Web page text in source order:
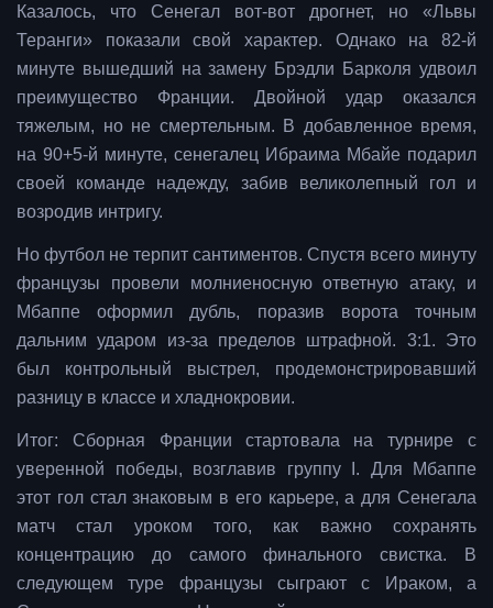
Казалось, что Сенегал вот-вот дрогнет, но «Львы
Теранги» показали свой характер. Однако на 82-й
минуте вышедший на замену Брэдли Барколя удвоил
преимущество Франции. Двойной удар оказался
тяжелым, но не смертельным. В добавленное время,
на 90+5-й минуте, сенегалец Ибраима Мбайе подарил
своей команде надежду, забив великолепный гол и
возродив интригу.
Но футбол не терпит сантиментов. Спустя всего минуту
французы провели молниеносную ответную атаку, и
Мбаппе оформил дубль, поразив ворота точным
дальним ударом из-за пределов штрафной. 3:1. Это
был контрольный выстрел, продемонстрировавший
разницу в классе и хладнокровии.
Итог: Сборная Франции стартовала на турнире с
уверенной победы, возглавив группу I. Для Мбаппе
этот гол стал знаковым в его карьере, а для Сенегала
матч стал уроком того, как важно сохранять
концентрацию до самого финального свистка. В
следующем туре французы сыграют с Ираком, а